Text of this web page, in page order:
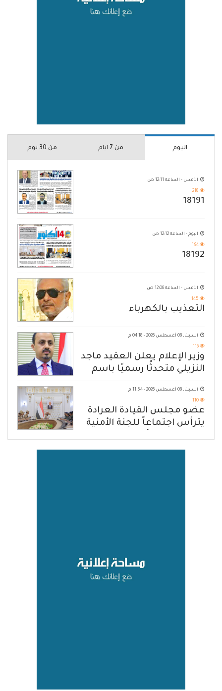
اليوم من 7 ايام من 30 يوم
الأمس - الساعة 12:11 ص
218
18191
اليوم - الساعة 12:12 ص
194
18192
الأمس - الساعة 12:06 ص
145
التعذيب بالكهرباء
السبت, 08 أغسطس 2026 - 04:18 م
116
وزير الإعلام يعلن العقيد ماجد
النزيلي متحدثًا رسميًا باسم
القوات المسلحة اليمنية
السبت, 08 أغسطس 2026 - 11:54 م
110
عضو مجلس القيادة العرادة
يترأس اجتماعاً للجنة الأمنية